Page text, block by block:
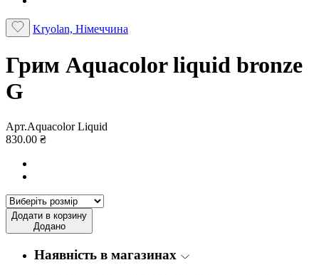
Kryolan, Німеччина
Грим Aquacolor liquid bronze
G
Арт.Aquacolor Liquid
830.00 ₴
Додати в корзину
Додано
Наявність в магазинах